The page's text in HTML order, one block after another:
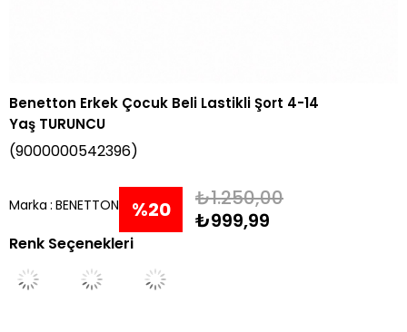
Benetton Erkek Çocuk Beli Lastikli Şort 4-14
Yaş TURUNCU
(9000000542396)
Marka : BENETTON %20
İndirim
₺1.250,00
₺999,99
Renk Seçenekleri